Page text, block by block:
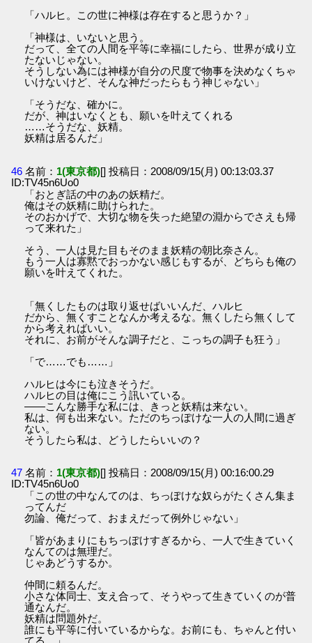
「ハルヒ。この世に神様は存在すると思うか？」
「神様は、いないと思う。
だって、全ての人間を平等に幸福にしたら、世界が成り立
たないじゃない。
そうしない為には神様が自分の尺度で物事を決めなくちゃ
いけないけど、そんな神だったらもう神じゃない」
「そうだな、確かに。
だが、神はいなくとも、願いを叶えてくれる
……そうだな、妖精。
妖精は居るんだ」
46 名前： 1(東京都)[] 投稿日：2008/09/15(月) 00:13:03.37
ID:TV45n6Uo0
「おとぎ話の中のあの妖精だ。
俺はその妖精に助けられた。
そのおかげで、大切な物を失った絶望の淵からでさえも帰
って来れた」
そう、一人は見た目もそのまま妖精の朝比奈さん。
もう一人は寡黙でおっかない感じもするが、どちらも俺の
願いを叶えてくれた。
「無くしたものは取り返せばいいんだ、ハルヒ
だから、無くすことなんか考えるな。無くしたら無くして
から考えればいい。
それに、お前がそんな調子だと、こっちの調子も狂う」
「で……でも……」
ハルヒは今にも泣きそうだ。
ハルヒの目は俺にこう訊いている。
――こんな勝手な私には、きっと妖精は来ない。
私は、何も出来ない。ただのちっぽけな一人の人間に過ぎ
ない。
そうしたら私は、どうしたらいいの？
47 名前： 1(東京都)[] 投稿日：2008/09/15(月) 00:16:00.29
ID:TV45n6Uo0
「この世の中なんてのは、ちっぽけな奴らがたくさん集ま
ってんだ
勿論、俺だって、おまえだって例外じゃない」
「皆があまりにもちっぽけすぎるから、一人で生きていく
なんてのは無理だ。
じゃあどうするか。
仲間に頼るんだ。
小さな体同士、支え合って、そうやって生きていくのが普
通なんだ。
妖精は問題外だ。
誰にも平等に付いているからな。お前にも、ちゃんと付い
てる。」